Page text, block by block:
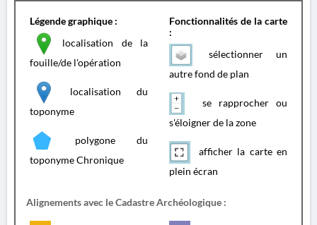
Légende graphique :
localisation de la
fouille/de l'opération
localisation du
toponyme
polygone du
toponyme Chronique
Fonctionnalités de la carte
:
sélectionner un
autre fond de plan
se rapprocher ou
s'éloigner de la zone
afficher la carte en
plein écran
Alignements avec le Cadastre Archéologique :